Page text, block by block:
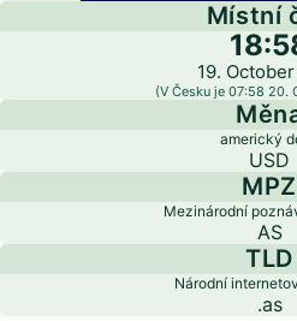
Místní
19.
(V Česku je 07:58 20.
americký
USD
MPZ
Mezinárodní
AS
TLD
Národní
.as